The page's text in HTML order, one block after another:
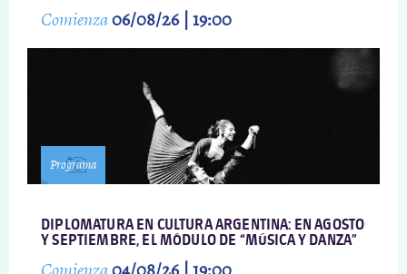
Comienza06/08/26 | 19:00
Programa
DIPLOMATURA EN CULTURA ARGENTINA: EN AGOSTO
Y SEPTIEMBRE, EL MÓDULO DE “MÚSICA Y DANZA”